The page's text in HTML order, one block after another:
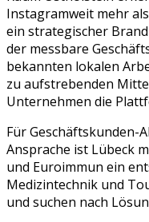
Instagramweit mehr
ein strategischer
der messbare
bekannten lokalen
zu aufstrebenden
Unternehmen die
Für Geschäftskunden-
Ansprache ist Lübeck
und Euroimmun ein
Medizintechnik und
und suchen nach